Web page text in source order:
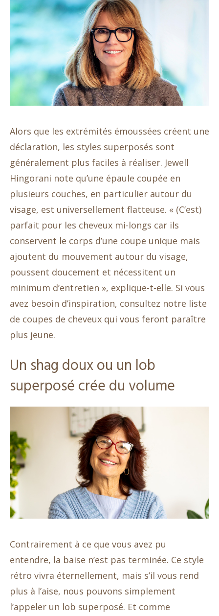
Alors que les extrémités émoussées créent une
déclaration, les styles superposés sont
généralement plus faciles à réaliser. Jewell
Hingorani note qu’une épaule coupée en
plusieurs couches, en particulier autour du
visage, est universellement flatteuse. « (C’est)
parfait pour les cheveux mi-longs car ils
conservent le corps d’une coupe unique mais
ajoutent du mouvement autour du visage,
poussent doucement et nécessitent un
minimum d’entretien », explique-t-elle. Si vous
avez besoin d’inspiration, consultez notre liste
de coupes de cheveux qui vous feront paraître
plus jeune.
Un shag doux ou un lob
superposé crée du volume
Contrairement à ce que vous avez pu
entendre, la baise n’est pas terminée. Ce style
rétro vivra éternellement, mais s’il vous rend
plus à l’aise, nous pouvons simplement
l’appeler un lob superposé. Et comme